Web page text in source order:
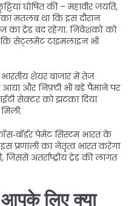
घोषित की – महावीर जयंति,
मतलब था कि इस दौरान
का ट्रेड बंद रहेगा. निवेशकों को
सेट्लमेंट टाइमलाइन भी
शेयर बाजार में तेज
और निफ़्टी भी बड़े पैमाने पर
सेक्टर को झटका दिया
पेमेंट सिस्टम भारत के
प्रणाली का नेतृत्व भारत करेगा
अंतर्राष्ट्रीय ट्रेड की लागत
लिए क्या